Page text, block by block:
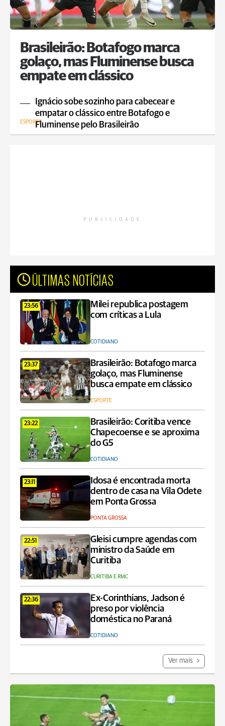
Brasileirão: Botafogo marca
golaço, mas Fluminense busca
empate em clássico
Ignácio sobe sozinho para cabecear e
empatar o clássico entre Botafogo e
Fluminense pelo Brasileirão
ESPORTE
PUBLICIDADE
ÚLTIMAS NOTÍCIAS
23:56
Milei republica postagem
com críticas a Lula
COTIDIANO
23:37
Brasileirão: Botafogo marca
golaço, mas Fluminense
busca empate em clássico
ESPORTE
23:22
Brasileirão: Coritiba vence
Chapecoense e se aproxima
do G5
COTIDIANO
23:11
Idosa é encontrada morta
dentro de casa na Vila Odete
em Ponta Grossa
PONTA GROSSA
22:51
Gleisi cumpre agendas com
ministro da Saúde em
Curitiba
CURITIBA E RMC
22:36
Ex-Corinthians, Jadson é
preso por violência
doméstica no Paraná
COTIDIANO
Ver mais